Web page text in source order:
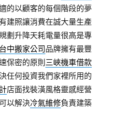
的以顧客的每個階段的夢
建照讓消費在誠大量生產
劃升降天耗電量很高是專
台中搬家公司 品牌擁有最豐
保密的原則 三峽機車借款
任何投資我們家裡所用的
店面找裝潢風格靈感經營
以解決冷氣維修負責建築